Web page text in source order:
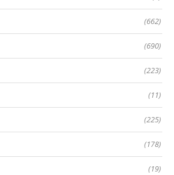
(662)
(690)
(223)
(11)
(225)
(178)
(19)